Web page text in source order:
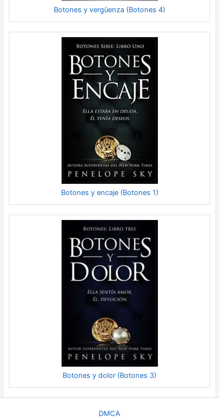
Botones y vergüenza (Botones 4)
Botones y encaje (Botones 1)
Botones y dolor (Botones 3)
DMCA